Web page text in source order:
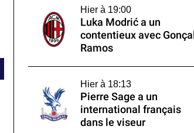
Hier à 19:00
Luka Modrić a un
contentieux avec
Ramos
Hier à 18:13
Pierre Sage a un
international français
dans le viseur